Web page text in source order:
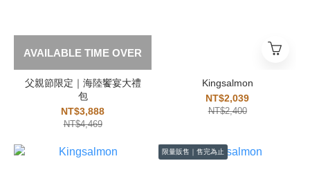
AVAILABLE TIME OVER
父親節限定｜海陸饗宴大禮
包
NT$3,888
NT$4,469
Kingsalmon
NT$2,039
NT$2,400
限量販售｜售完為止